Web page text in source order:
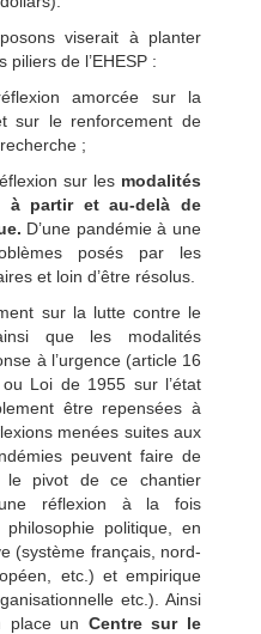
viserait à planter
de l’EHESP :
amorcée sur la
sur le renforcement de
;
sur les modalités
à partiret au-delà de
D’une pandémie à une
posés par les
et loin d’être résolus.
sur la lutte contre le
que les modalités
à l’urgence (article 16
Loi de 1955 sur l’état
être repensées à
menées suites aux
peuvent faire de
le pivot de ce chantier
une réflexion à la fois
politique, en
(système français, nord-
etc.) et empirique
etc.). Ainsi
place un Centre sur le